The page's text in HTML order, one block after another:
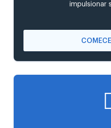
impulsionar